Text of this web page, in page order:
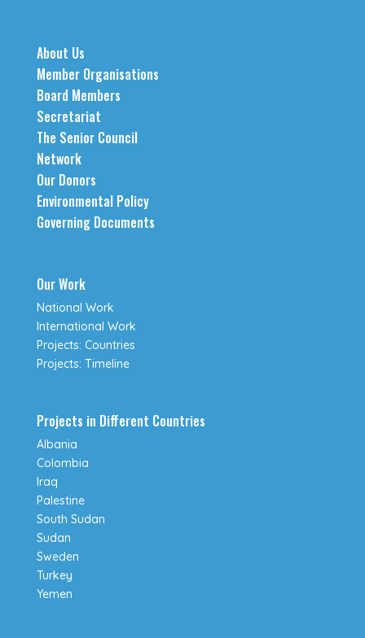
About Us
Member Organisations
Board Members
Secretariat
The Senior Council
Network
Our Donors
Environmental Policy
Governing Documents
Our Work
National Work
International Work
Projects: Countries
Projects: Timeline
Projects in Different Countries
Albania
Colombia
Iraq
Palestine
South Sudan
Sudan
Sweden
Turkey
Yemen